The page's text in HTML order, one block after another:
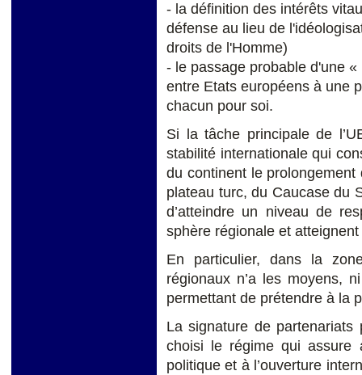
- la définition des intérêts
défense au lieu de
droits de l'Homme)
- le passage probable d'une
entre Etats européens à une
chacun pour soi.
Si la tâche principale de
stabilité internationale qui
du continent le
plateau turc, du Caucase du
d’atteindre un niveau de
sphère régionale et
En particulier, dans la
régionaux n’a les moyens,
permettant de prétendre à la
La signature de
choisi le régime qui assure
politique et à l’ouverture